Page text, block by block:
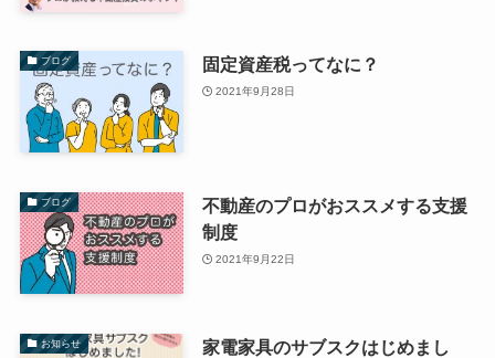
ブログ 固定資産税ってなに？
2021年9月28日
ブログ
不動産のプロがおススメする支援
制度
2021年9月22日
お知らせ
家電家具のサブスクはじめまし